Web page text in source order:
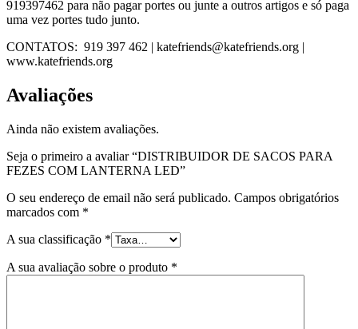
919397462 para não pagar portes ou junte a outros artigos e só paga
uma vez portes tudo junto.
CONTATOS: 919 397 462 | katefriends@katefriends.org |
www.katefriends.org
Avaliações
Ainda não existem avaliações.
Seja o primeiro a avaliar “DISTRIBUIDOR DE SACOS PARA
FEZES COM LANTERNA LED”
O seu endereço de email não será publicado. Campos obrigatórios
marcados com *
A sua classificação *
A sua avaliação sobre o produto *